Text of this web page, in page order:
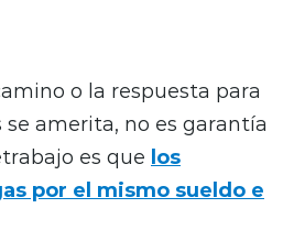
o la respuesta para
amerita, no es garantía
es que los
por el mismo sueldo e